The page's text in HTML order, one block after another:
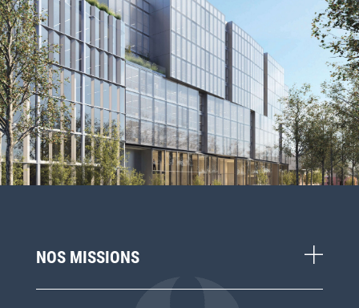
Les études de synthèse technique s’appliquent à tous les
éléments de construction, afin d’en préciser les interfaces et de
rendre possible la coexistence et la mise en œuvre de tous les
équipements.
DÉCOUVRIR
NOS MISSIONS